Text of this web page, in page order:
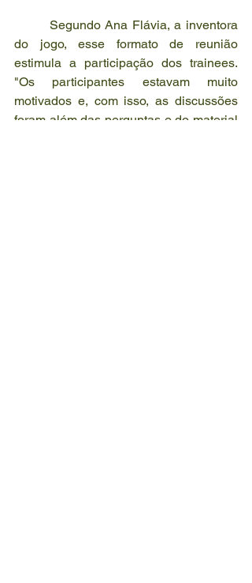
do jogo, esse formato de reunião
estimula a participação dos trainees.
"Os participantes estavam muito
motivados e, com isso, as discussões
foram além das perguntas e do material